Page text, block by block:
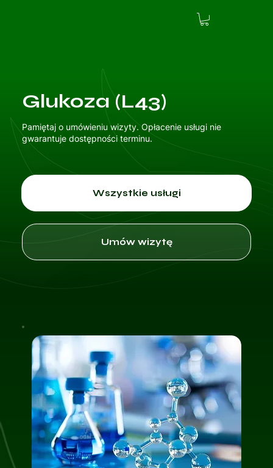
Glukoza (L43)
Pamiętaj o umówieniu wizyty. Opłacenie usługi nie
gwarantuje dostępności terminu.
Wszystkie usługi
Umów wizytę